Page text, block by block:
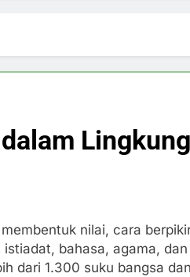
nilai, cara
bahasa, agama,
dari 1.300 suku bangsa